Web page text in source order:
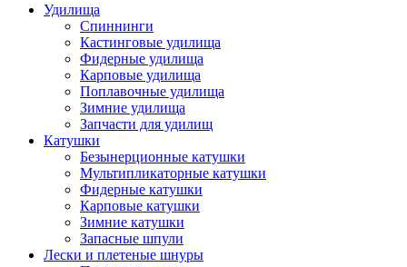
Удилища
Спиннинги
Кастинговые удилища
Фидерные удилища
Карповые удилища
Поплавочные удилища
Зимние удилища
Запчасти для удилищ
Катушки
Безынерционные катушки
Мультипликаторные катушки
Фидерные катушки
Карповые катушки
Зимние катушки
Запасные шпули
Лески и плетеные шнуры